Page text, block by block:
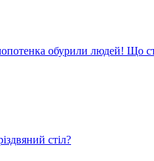
обурили людей! Що
стіл?